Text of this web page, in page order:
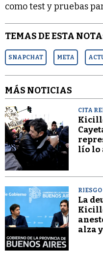
como test y pruebas
TEMAS DE ESTA
SNAPCHAT META
MÁS NOTICIAS
CITA
lío lo
La
alza